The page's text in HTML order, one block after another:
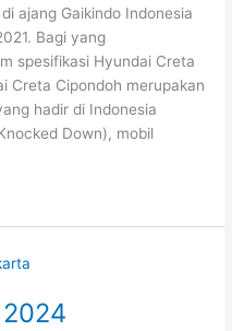
ajang Gaikindo Indonesia
Bagi yang
spesifikasi Hyundai Creta
Creta Cipondoh merupakan
hadir di Indonesia
Down), mobil